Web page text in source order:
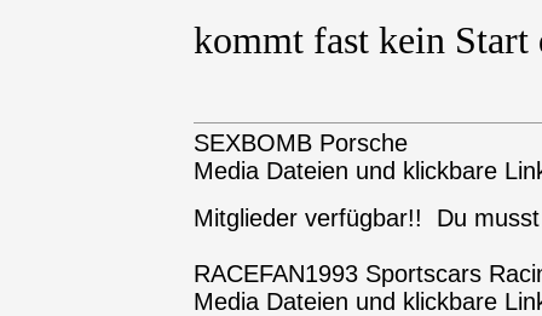
kommt fast kein
SEXBOMB Porsche
Media Dateien und klickbare
Mitglieder verfügbar!! Du
RACEFAN1993 Sportscars
Media Dateien und klickbare